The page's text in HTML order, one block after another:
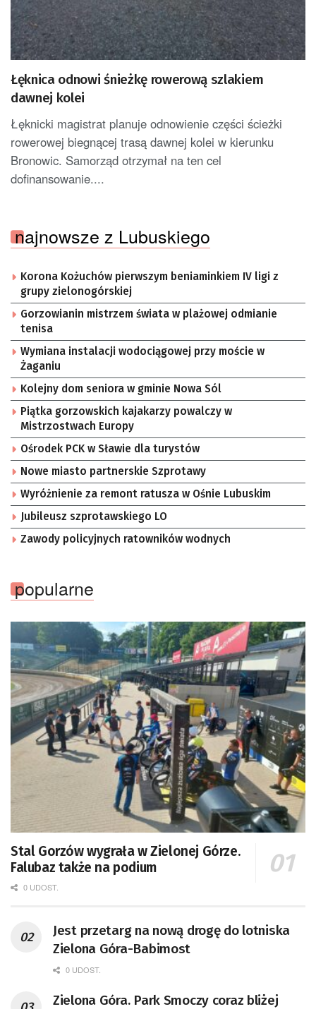
Łęknica odnowi śnieżkę rowerową szlakiem
dawnej kolei
Łęknicki magistrat planuje odnowienie części ścieżki
rowerowej biegnącej trasą dawnej kolei w kierunku
Bronowic. Samorząd otrzymał na ten cel
dofinansowanie....
najnowsze z Lubuskiego
Korona Kożuchów pierwszym beniaminkiem IV ligi z
grupy zielonogórskiej
Gorzowianin mistrzem świata w plażowej odmianie
tenisa
Wymiana instalacji wodociągowej przy moście w
Żaganiu
Kolejny dom seniora w gminie Nowa Sól
Piątka gorzowskich kajakarzy powalczy w
Mistrzostwach Europy
Ośrodek PCK w Sławie dla turystów
Nowe miasto partnerskie Szprotawy
Wyróżnienie za remont ratusza w Ośnie Lubuskim
Jubileusz szprotawskiego LO
Zawody policyjnych ratowników wodnych
popularne
Stal Gorzów wygrała w Zielonej Górze.
Falubaz także na podium
0 UDOST.
Jest przetarg na nową drogę do lotniska
Zielona Góra-Babimost
0 UDOST.
Zielona Góra. Park Smoczy coraz bliżej